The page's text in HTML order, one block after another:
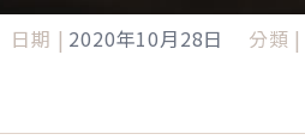
日期 | 2020年10月28日 分類 |